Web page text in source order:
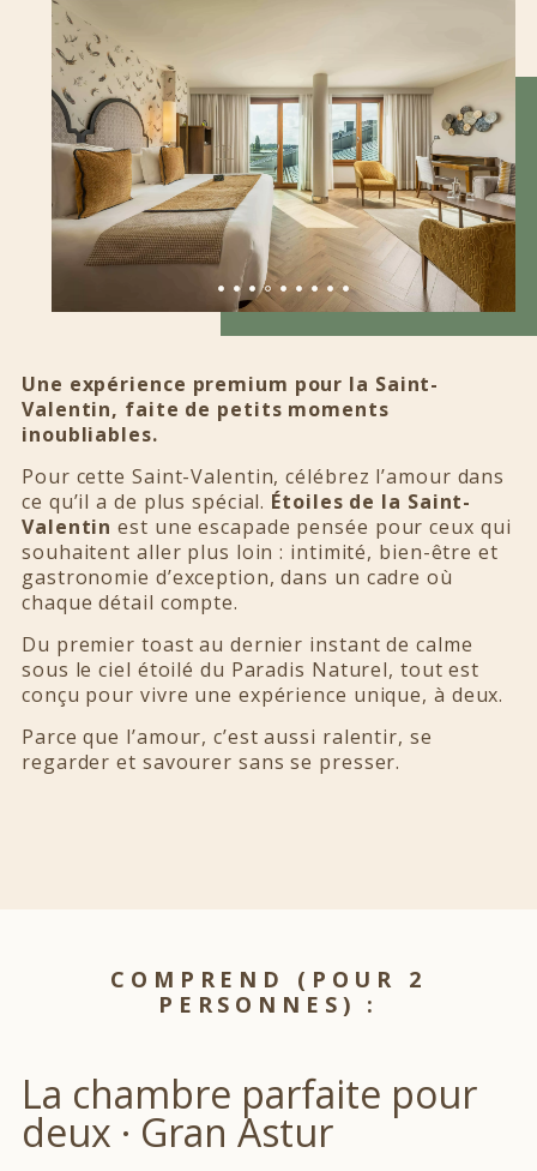
Une expérience premium pour la Saint-
Valentin, faite de petits moments
inoubliables.
Pour cette Saint-Valentin, célébrez l’amour dans
ce qu’il a de plus spécial. Étoiles de la Saint-
Valentin est une escapade pensée pour ceux qui
souhaitent aller plus loin : intimité, bien-être et
gastronomie d’exception, dans un cadre où
chaque détail compte.
Du premier toast au dernier instant de calme
sous le ciel étoilé du Paradis Naturel, tout est
conçu pour vivre une expérience unique, à deux.
Parce que l’amour, c’est aussi ralentir, se
regarder et savourer sans se presser.
COMPREND (POUR 2
PERSONNES) :
La chambre parfaite pour
deux · Gran Astur